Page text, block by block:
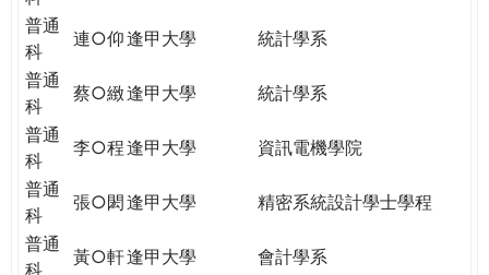
普通
科
連○仰逢甲大學
統計學系
普通
科
蔡○緻逢甲大學
統計學系
普通
科
李○程逢甲大學
資訊電機學院
普通
科
張○閎逢甲大學
精密系統設計學士學程
普通
科
黃○軒逢甲大學
會計學系